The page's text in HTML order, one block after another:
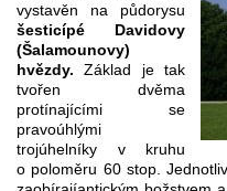
vystavěn na půdorysu
šesticípé Davidovy
(Šalamounovy)
hvězdy.Základ je tak
tvořen dvěma
protínajícími se
pravoúhlými
trojúhelníky v kruhu
o poloměru 60 stop.